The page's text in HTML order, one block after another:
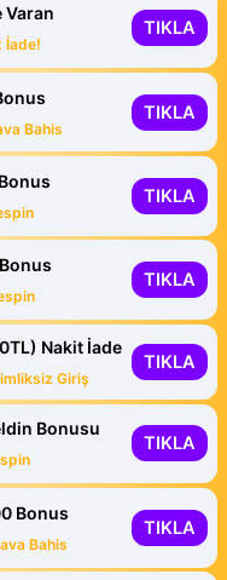
Varan
İade!
TIKLA
Bahis
TIKLA
TIKLA
TIKLA
Nakit İade
Giriş
TIKLA
Bonusu
TIKLA
Bonus
Bahis
TIKLA